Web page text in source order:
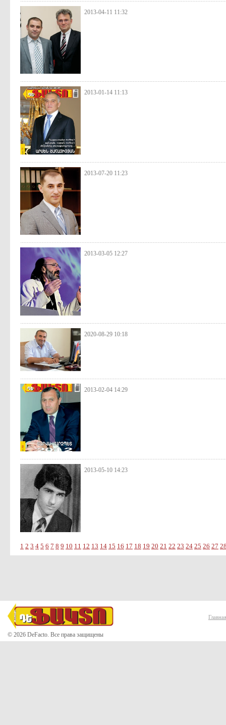
2013-04-11 11:32
2013-01-14 11:13
2013-07-20 11:23
2013-03-05 12:27
2020-08-29 10:18
2013-02-04 14:29
2013-05-10 14:23
1 2 3 4 5 6 7 8 9 10 11 12 13 14 15 16 17 18 19 20 21 22 23 24 25 26 27
© 2026 DeFacto. Все права защищены
Главная